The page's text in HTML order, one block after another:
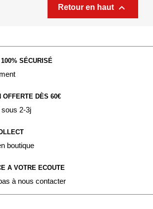
Retour en haut 
SÉCURISÉ
OFFERTE DÈS 60€
sous 2-3j
boutique
A VOTRE ECOUTE
à nous contacter